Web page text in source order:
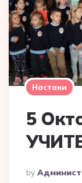
Настани
5
Posted
By
By